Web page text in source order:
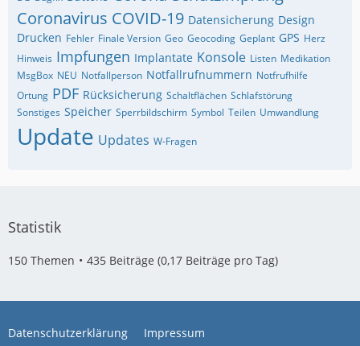
Coronavirus COVID-19 Datensicherung Design
Drucken Fehler Finale Version Geo Geocoding Geplant GPS Herz
Hinweis Impfungen Implantate Konsole Listen Medikation
MsgBox NEU Notfallperson Notfallrufnummern Notfrufhilfe
Ortung PDF Rücksicherung Schaltflächen Schlafstörung
Sonstiges Speicher Sperrbildschirm Symbol Teilen Umwandlung
Update Updates W-Fragen
Statistik
150 Themen 435 Beiträge (0,17 Beiträge pro Tag)
Datenschutzerklärung Impressum